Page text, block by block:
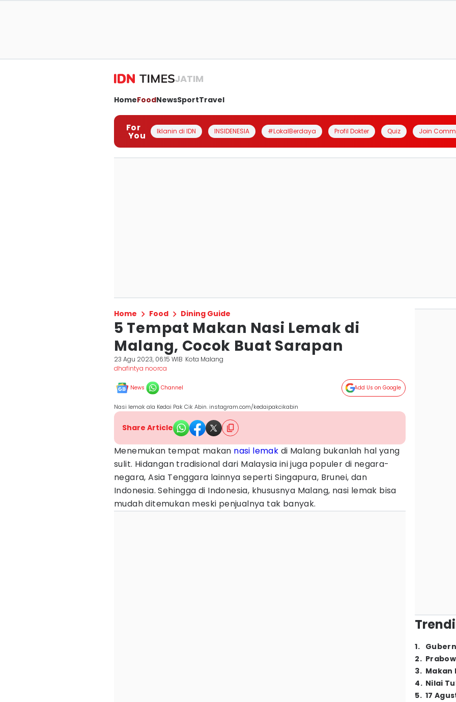
JATIM
HomeFoodNewsSportTravel
For
You Iklanin di IDN INSIDENESIA #LokalBerdaya Profil Dokter Quiz Join
Home Food Dining Guide
5 Tempat Makan Nasi Lemak di
Malang, Cocok Buat Sarapan
23 Agu 2023, 06:15 WIB Kota Malang
dhafintya noorca
News Channel Add Us on Google
Nasi lemak ala Kedai Pak Cik Abin. instagram.com/kedaipakcikabin
Share Article
Menemukan tempat makan nasi lemak di Malang bukanlah hal yang
sulit. Hidangan tradisional dari Malaysia ini juga populer di negara-
negara, Asia Tenggara lainnya seperti Singapura, Brunei, dan
Indonesia. Sehingga di Indonesia, khususnya Malang, nasi lemak bisa
mudah ditemukan meski penjualnya tak banyak.
1.
2.
3. Makan
4. Nilai
5. 17